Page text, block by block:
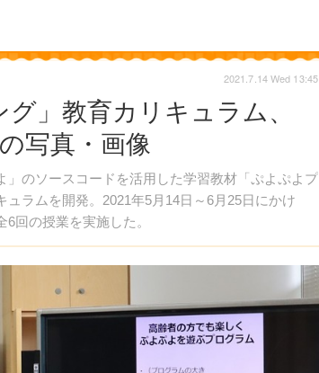
」教育カリキュラム、
写真・画像
のソースコードを活用した学習教材「ぷよぷよプ
ラムを開発。2021年5月14日～6月25日にかけ
回の授業を実施した。
2021.7.14 Wed 13:45